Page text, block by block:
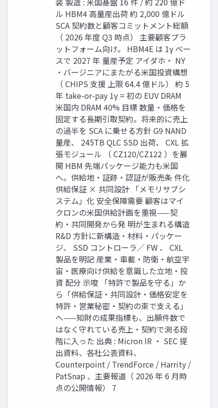
ル HBM4 高量産出荷 約 2,000 億ドル
SCA 契約数と顧客コミットメント総額
（ 2026 年度 Q3 時点） 主要顧客プラ
ットフォーム向け。 HBM4E は 1γ ベー
スで 2027 年 量産予定 アイダホ・ NY
・バージニアにまたがる米国投資構想
（ CHIPS 支援 上限 64.4 億ドル） 約 5
年 take-or-pay 1γ = 初の EUV DRAM
米国内 DRAM 40% 目標 数量・価格を
固定する長期引取契約。将来的に売上
の過半を SCA に乗せる方針 G9 NAND
量産、 245TB QLC SSD 出荷、 CXL 拡
張モジュール （ CZ120/CZ122 ）を展
開 HBM 先端パッケージ能力も米国
へ。供給地・証跡・認証が販売条 件化
供給保証 × 共同設計 「メモリサブシ
ステム」化 安全保障需要 顧客はマイ
クロンの米国供給計画を重視——契
約・共同開発から発 明が生まれる構造
R&D 方針に新構造・材料・パッケー
ジ、 SSD コントローラ／ FW 、 CXL
製品を明記 産業・車載・防衛・航空宇
宙・医療向け供給を意識した立地・投
資 配分 示唆 「特許で製品を守る」か
ら「供給保証・共同設計・価格安定を
特許・営業秘密・契約の束で支える」
へ——知財の成果指標も、出願件数で
はなく守れている売上・契約で測る段
階に入った 出典 : Micron IR ・ SEC 提
出資料、各社公表資料、
Counterpoint / TrendForce / Harrity /
PatSnap 、主要報道（ 2026 年 6 月時
点の公開情報） 7